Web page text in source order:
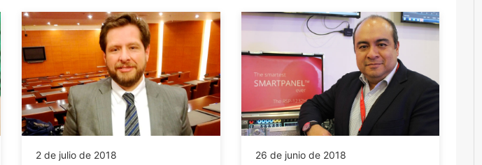
2 de julio de 2018 26 de junio de 2018